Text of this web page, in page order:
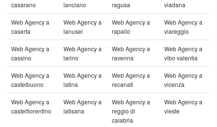
casarano
lanciano
ragusa
viadana
Web Agency a
caserta
Web Agency a
lanusei
Web Agency a
rapallo
Web Agency a
viareggio
Web Agency a
cassino
Web Agency a
larino
Web Agency a
ravenna
Web Agency a
vibo valentia
Web Agency a
castelbuono
Web Agency a
latina
Web Agency a
recanati
Web Agency a
vicenza
Web Agency a
castelfiorentino
Web Agency a
latisana
Web Agency a
reggio di
calabria
Web Agency a
vieste